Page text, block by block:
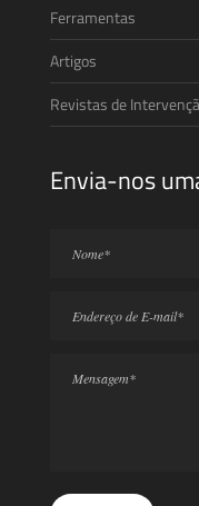
Ferramentas
Artigos
Revistas de
Envia-nos